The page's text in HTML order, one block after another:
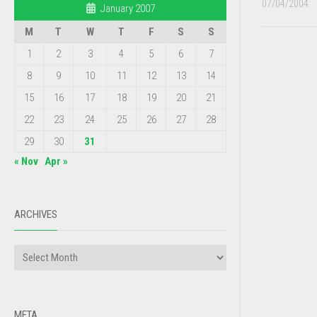
07/04/2004
January 2007
M
T W T F S
S
1
2 3 4 5 6
7
8
9 10 11 12 13
14
15
16 17 18 19 20
21
22
23 24 25 26 27
28
29
30
31
« Nov Apr »
ARCHIVES